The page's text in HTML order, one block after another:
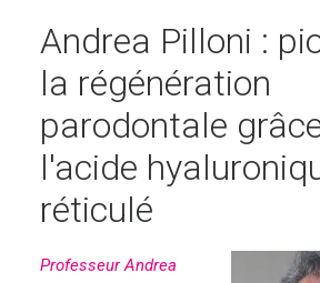
Andrea Pilloni :
la régénération
parodontale
l'acide
réticulé
Professeur Andrea